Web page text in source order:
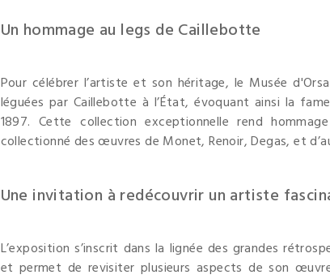
Un hommage au legs de Caillebotte
Pour célébrer l’artiste et son héritage, le Musée
léguées par Caillebotte à l’État, évoquant ainsi la
1897. Cette collection exceptionnelle rend
collectionné des œuvres de Monet, Renoir, Degas, et
Une invitation à redécouvrir un artiste
L’exposition s’inscrit dans la lignée des grandes
et permet de revisiter plusieurs aspects de son